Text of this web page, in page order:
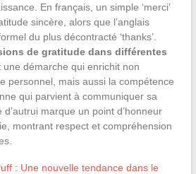
En français, un simple ‘merci’
sincère, alors que l’anglais
du plus décontracté ‘thanks’.
de gratitude dans différentes
démarche qui enrichit non
personnel, mais aussi la compétence
qui parvient à communiquer sa
marque un point d’honneur
montrant respect et compréhension
: Une nouvelle tendance dans le